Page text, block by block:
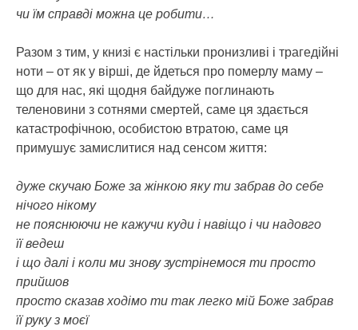
чи їм справді можна це робити…
Разом з тим, у книзі є настільки пронизливі і трагедійні
ноти – от як у вірші, де йдеться про померлу маму –
що для нас, які щодня байдуже поглинають
теленовини з сотнями смертей, саме ця здається
катастрофічною, особистою втратою, саме ця
примушує замислитися над сенсом життя:
дуже скучаю Боже за жінкою яку ти забрав до себе
нічого нікому
не пояснюючи не кажучи куди і навіщо і чи надовго
її ведеш
і що далі і коли ми знову зустрінемося ти просто
прийшов
просто сказав ходімо ти так легко мій Боже забрав
її руку з моєї